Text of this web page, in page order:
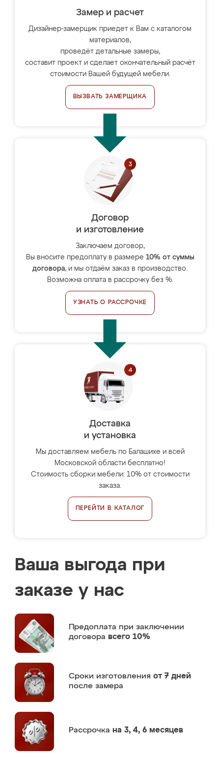
Замер и расчет
Дизайнер-замерщик приедет к Вам с каталогом
материалов,
проведёт детальные замеры,
составит проект и сделает окончательный расчёт
стоимости Вашей будущей мебели.
ВЫЗВАТЬ ЗАМЕРЩИКА
Договор
и изготовление
Заключаем договор,
Вы вносите предоплату в размере 10% от суммы
договора, и мы отдаём заказ в производство.
Возможна оплата в рассрочку без %.
УЗНАТЬ О РАССРОЧКЕ
Доставка
и установка
Мы доставляем мебель по Балашихе и всей
Московской области бесплатно!
Стоимость сборки мебели: 10% от стоимости
заказа.
ПЕРЕЙТИ В КАТАЛОГ
Ваша выгода при
заказе у нас
Предоплата при заключении
договора всего 10%
Сроки изготовления от 7 дней
после замера
Рассрочка на 3, 4, 6 месяцев